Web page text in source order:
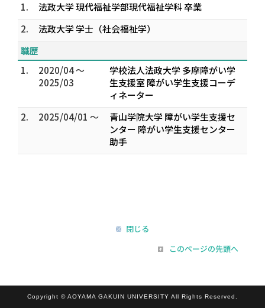
1.
法政大学 現代福祉学部現代福祉学科 卒業
2.
法政大学 学士（社会福祉学）
職歴
1.
2020/04 ～
2025/03
学校法人法政大学 多摩障がい学
生支援室 障がい学生支援コーデ
ィネーター
2.
2025/04/01 ～
青山学院大学 障がい学生支援セ
ンター 障がい学生支援センター
助手
閉じる
このページの先頭へ
Copyright © AOYAMA GAKUIN UNIVERSITY All Rights Reserved.